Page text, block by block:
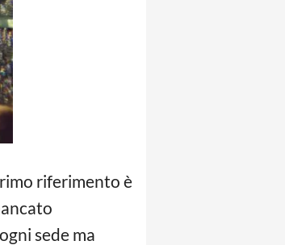
riferimento è
sede ma